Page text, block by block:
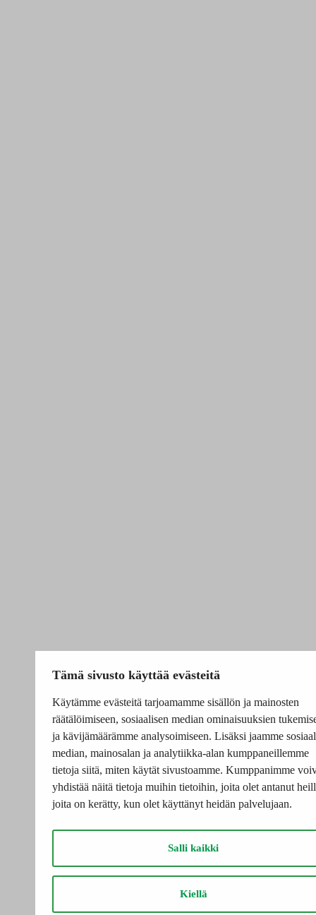
Tämä sivusto käyttää evästeitä
Käytämme evästeitä tarjoamamme sisällön ja mainosten
räätälöimiseen, sosiaalisen median ominaisuuksien
ja kävijämäärämme analysoimiseen. Lisäksi jaamme
median, mainosalan ja analytiikka-alan kumppaneillemme
tietoja siitä, miten käytät sivustoamme. Kumppanimme
yhdistää näitä tietoja muihin tietoihin, joita olet antanut
joita on kerätty, kun olet käyttänyt heidän palvelujaan.
Salli kaikki
Kiellä